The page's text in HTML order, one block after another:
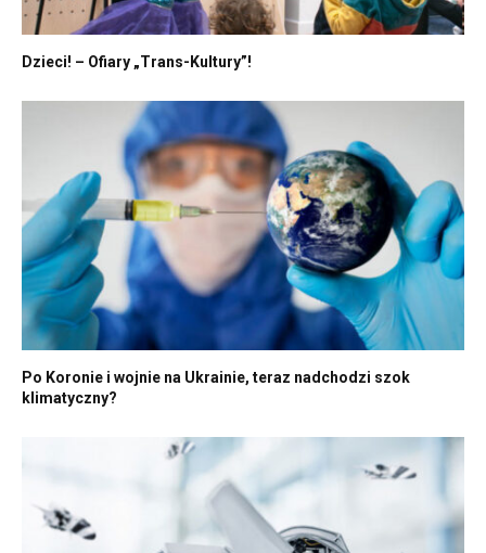
Dzieci! – Ofiary „Trans-Kultury”!
Po Koronie i wojnie na Ukrainie, teraz nadchodzi szok
klimatyczny?